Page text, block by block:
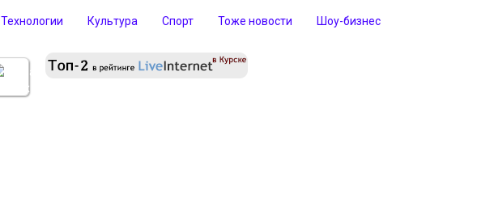
Технологии Культура Спорт Тоже новости Шоу-бизнес